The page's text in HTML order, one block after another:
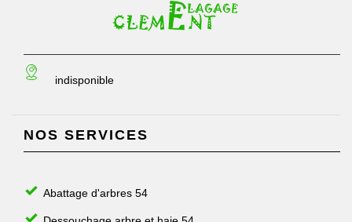
indisponible
NOS SERVICES
Abattage d'arbres 54